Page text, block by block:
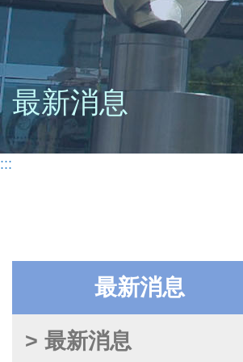
最新消息
:::
最新消息
> 最新消息